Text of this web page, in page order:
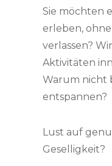
Sie möchten
erleben,
verlassen?
Aktivitäten
Warum nicht
entspannen?
Lust auf
Geselligkeit?